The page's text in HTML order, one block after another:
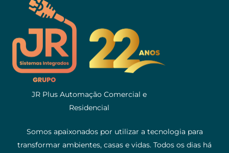
JR Plus Automação Comercial e
Residencial
Somos apaixonados por utilizar a tecnologia para
transformar ambientes, casas e vidas. Todos os dias há